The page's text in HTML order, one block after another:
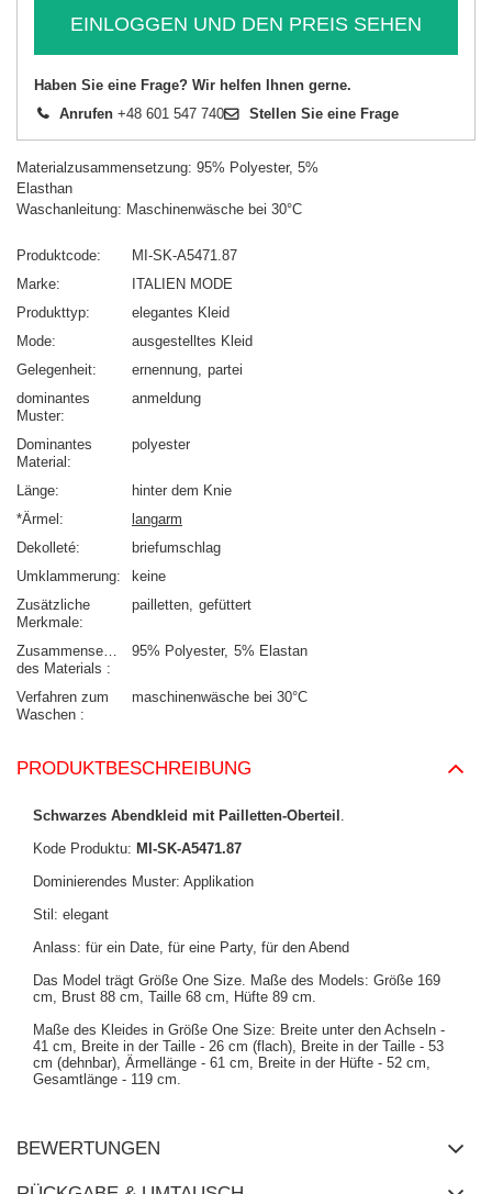
EINLOGGEN UND DEN PREIS SEHEN
Haben Sie eine Frage? Wir helfen Ihnen gerne.
Anrufen +48 601 547 740 Stellen Sie eine Frage
Materialzusammensetzung: 95% Polyester, 5%
Elasthan
Waschanleitung: Maschinenwäsche bei 30°C
Produktcode
MI-SK-A5471.87
Marke
ITALIEN MODE
Produkttyp
elegantes Kleid
Mode
ausgestelltes Kleid
Gelegenheit
ernennung partei
dominantes
Muster
anmeldung
Dominantes
Material
polyester
Länge
hinter dem Knie
*Ärmel
langarm
Dekolleté
briefumschlag
Umklammerung
keine
Zusätzliche
Merkmale
pailletten gefüttert
Zusammensetzung
des Materials
95% Polyester 5% Elastan
Verfahren zum
Waschen
maschinenwäsche bei 30°C
PRODUKTBESCHREIBUNG
Schwarzes Abendkleid mit Pailletten-Oberteil
Kode Produktu: MI-SK-A5471.87
Dominierendes Muster: Applikation
Stil: elegant
Anlass: für ein Date, für eine Party, für den Abend
Das Model trägt Größe One Size. Maße des Models: Größe 169
cm, Brust 88 cm, Taille 68 cm, Hüfte 89 cm
Maße des Kleides in Größe One Size: Breite unter den Achseln -
41 cm, Breite in der Taille - 26 cm (flach), Breite in der Taille - 53
cm (dehnbar), Ärmellänge - 61 cm, Breite in der Hüfte - 52 cm,
Gesamtlänge - 119 cm.
BEWERTUNGEN